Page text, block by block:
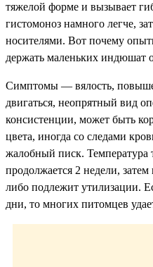
тяжелой форме и вызывает
гистомоноз намного легче,
носителями. Вот почему
держать маленьких индюшат
Симптомы — вялость,
двигаться, неопрятный вид
консистенции, может быть
цвета, иногда со следами
жалобный писк. Температура
продолжается 2 недели,
либо подлежит утилизации.
дни, то многих питомцев